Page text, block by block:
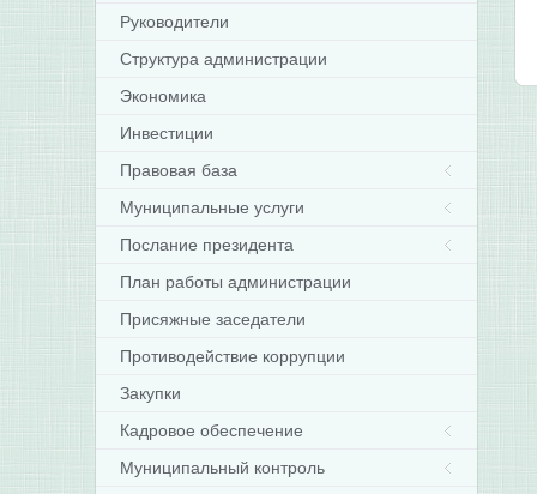
Руководители
Структура администрации
Экономика
Инвестиции
Правовая база
Муниципальные услуги
Послание президента
План работы администрации
Присяжные заседатели
Противодействие коррупции
Закупки
Кадровое обеспечение
Муниципальный контроль